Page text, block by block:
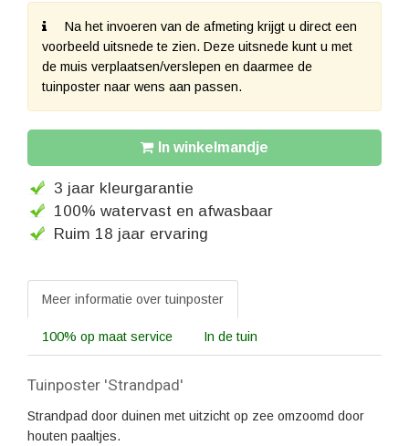
Na het invoeren van de afmeting krijgt u direct een
voorbeeld uitsnede te zien. Deze uitsnede kunt u met
de muis verplaatsen/verslepen en daarmee de
tuinposter naar wens aan passen.
In winkelmandje
3 jaar kleurgarantie
100% watervast en afwasbaar
Ruim 18 jaar ervaring
Meer informatie over tuinposter
100% op maat service In de tuin
Tuinposter 'Strandpad'
Strandpad door duinen met uitzicht op zee omzoomd door
houten paaltjes.